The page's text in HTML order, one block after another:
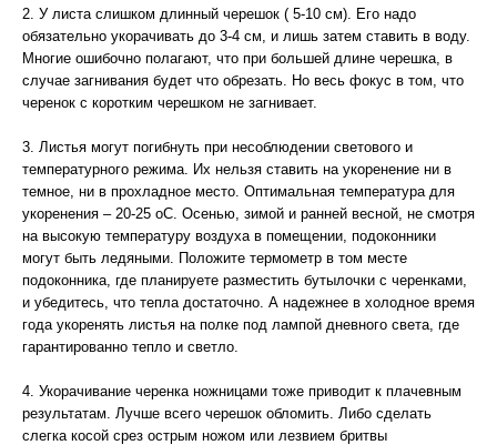
2. У листа слишком длинный черешок ( 5-10 см). Его надо
обязательно укорачивать до 3-4 см, и лишь затем ставить в воду.
Многие ошибочно полагают, что при большей длине черешка, в
случае загнивания будет что обрезать. Но весь фокус в том, что
черенок с коротким черешком не загнивает.
3. Листья могут погибнуть при несоблюдении светового и
температурного режима. Их нельзя ставить на укоренение ни в
темное, ни в прохладное место. Оптимальная температура для
укоренения – 20-25 оC. Осенью, зимой и ранней весной, не смотря
на высокую температуру воздуха в помещении, подоконники
могут быть ледяными. Положите термометр в том месте
подоконника, где планируете разместить бутылочки с черенками,
и убедитесь, что тепла достаточно. А надежнее в холодное время
года укоренять листья на полке под лампой дневного света, где
гарантированно тепло и светло.
4. Укорачивание черенка ножницами тоже приводит к плачевным
результатам. Лучше всего черешок обломить. Либо сделать
слегка косой срез острым ножом или лезвием бритвы